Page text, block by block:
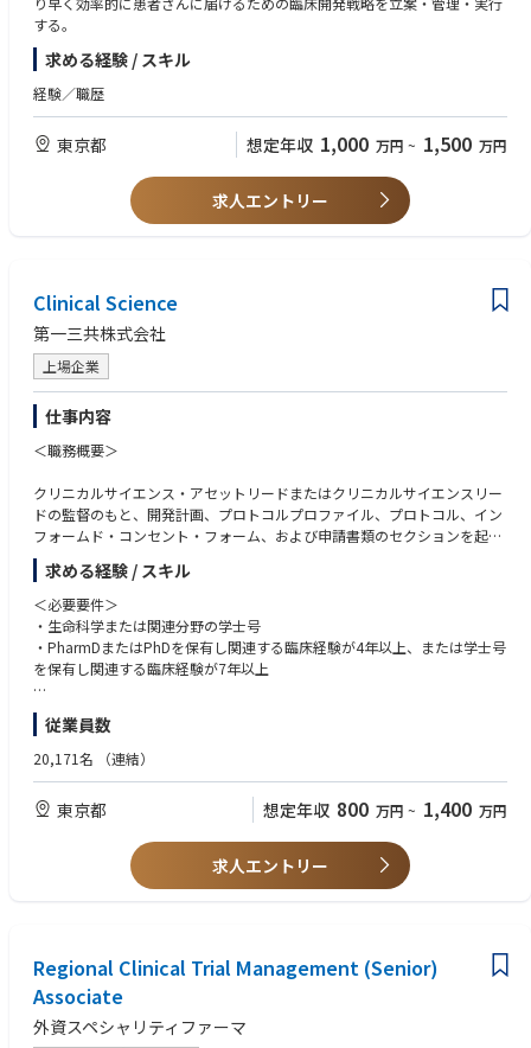
e. Accountable for the ongoing evaluation of the benefit/risk ratio of the
f. Accountable for result interpretation (RIM) and reporting (CSR)
2. Responsible to lead Japan Development Team (DT-J) assigned asset(s)
in a matrix organization
ion of high quality clinical components of regulatory submissions for the
ation of Japan clinical submission documents
5. Responsible for providing drug development and therapeutic expertis
e to Business Development by contributing to the evaluation of licensing-
in compounds
6. Responsible to present at conferences, symposia, and meetings with J
apan Investigators and Key Opinion Leaders within the scope of the role
7. Accountable for audit/inspection readiness and overall compliance wi
th regulations (eg, ICH GCP) in Japan and applicable quality standards a
t all times
・Ethical and Professional: Upholds high ethical standards and maintain
s confidentiality. Demonstrates professionalism and integrity in all interac
tions and decision-making.
・Even with a complex organizational structure and reporting lines, able
to gain the trust of surrounding stakeholders by maintaining appropriate
levels and quality of communication.
・Person with high motivation / spirit of challenge at work: Able to proa
ctively identify necessary resources and request support to effectively carr
する。
求める経験 / スキル
経験／職歴
東京都 想定年収 1,000 万円 ~ 1,500 万円
求人エントリー
Clinical Science
第一三共株式会社
上場企業
仕事内容
＜職務概要＞
クリニカルサイエンス・アセットリードまたはクリニカルサイエンスリー
ドの監督のもと、開発計画、プロトコルプロファイル、プロトコル、イン
フォームド・コンセント・フォーム、および申請書類のセクションを起草
します。臨床試験の監督を行い、規制文書の臨床セクションを作成しま
す。プロジェクトチームにおいてクリニカルサイエンスの代表を務め、他
部門やARO/CROとチームメンバーとして協働します。クリニカルオペレ
ーションおよび他部門に対して科学的な方向性を提供します。本ポジショ
ンは、担当試験の成功裏な実施に向けて、CSL/PS/MM/GCLに対する重要
な試験レベルのサポートを、最小限の監督のもとで提供することが求めら
れます。
１，試験戦略：
クリニカルサイエンス・アセットリードまたはクリニカルサイエンスリー
ドの監督のもと、開発計画を起草する。
担当セクション・コンポーネントを担うことで、試験目標を達成するため
EDC、エディットチェック、データ品質リスティング、SAP、データ管理
計画に関してバイオスタティスティクス・データオペレーション（BDO）
CP）と協力して、バイオマーカー/PK戦略を策定する。
データマネジメントと共に、統合データレビュープランのプロセスを共同
でリードする、またはインプットを提供する。
２，試験計画および実施：
求める経験 / スキル
＜必要要件＞
・生命科学または関連分野の学士号
・PharmDまたはPhDを保有し関連する臨床経験が4年以上、または学士号
を保有し関連する臨床経験が7年以上
＜歓迎要件＞
修士号、PharmD、PhD
治療領域または関連専門分野における大学院修了後のトレーニング、また
高度な技術的専門知識：前臨床および臨床研究（プロトコル作成、データ
レビュー、試験デザイン、疾患領域の知識を含む）に関する高度な理解を
従業員数
20,171名 （連結）
東京都 想定年収 800 万円 ~ 1,400 万円
求人エントリー
Regional Clinical Trial Management (Senior)
Associate
外資スペシャリティファーマ